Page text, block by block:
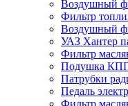
Воздушный
Фильтр
Воздушный
УАЗ Хантер
Фильтр
Подушка
Патрубки
Педаль